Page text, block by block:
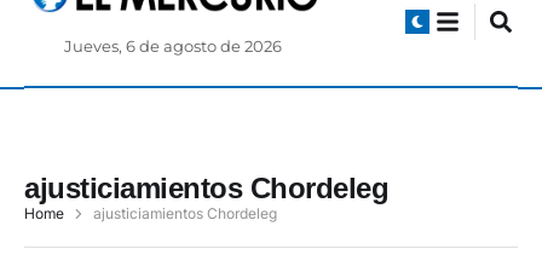
Jueves, 6 de agosto de 2026
ajusticiamientos Chordeleg
Home ajusticiamientos Chordeleg